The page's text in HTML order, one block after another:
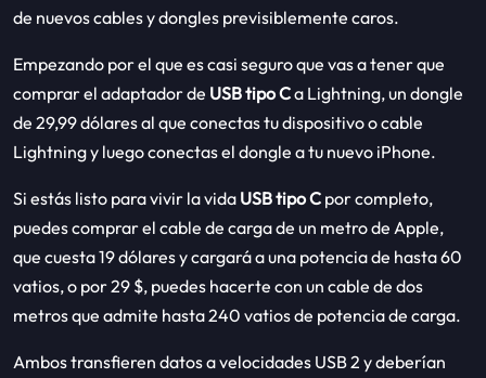
de nuevos cables y dongles previsiblemente caros.
Empezando por el que es casi seguro que vas a tener que
comprar el adaptador de USB tipo Ca Lightning, un dongle
de 29,99 dólares al que conectas tu dispositivo o cable
Lightning y luego conectas el dongle a tu nuevo iPhone.
Si estás listo para vivir la vida USB tipo C por completo,
puedes comprar el cable de carga de un metro de Apple,
que cuesta 19 dólares y cargará a una potencia de hasta 60
vatios, o por 29 $, puedes hacerte con un cable de dos
metros que admite hasta 240 vatios de potencia de carga.
Ambos transfieren datos a velocidades USB 2 y deberían